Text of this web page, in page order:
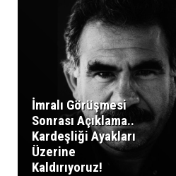
İmralı Görüşmesi
Sonrası Açıklama..
Kardeşliği Ayakları
Üzerine
Kaldırıyoruz!